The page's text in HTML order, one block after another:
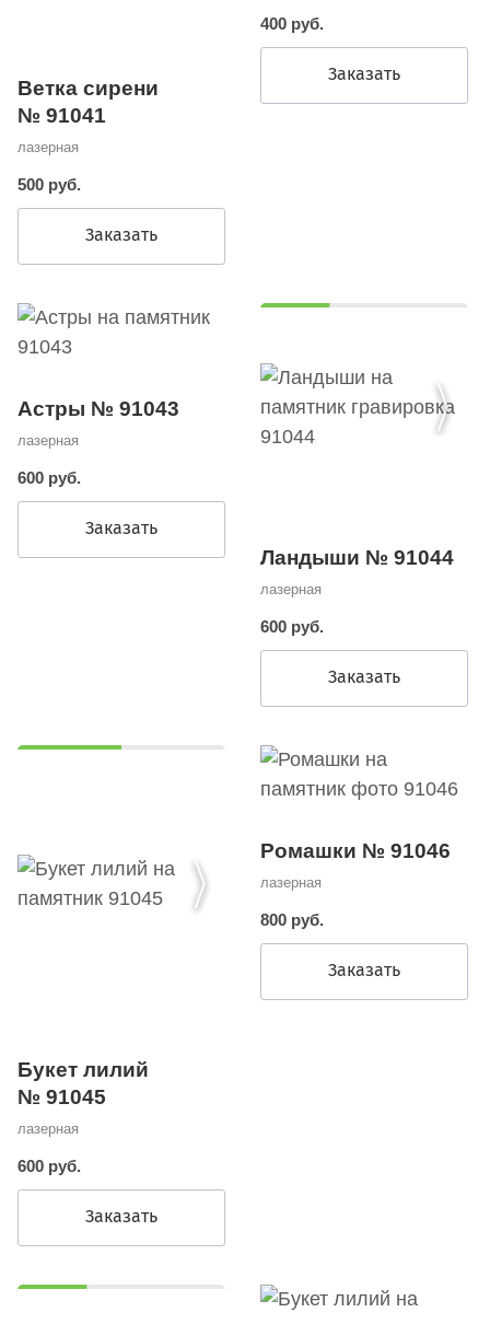
Ветка сирени
№ 91041
лазерная
500 руб.
Заказать
400 руб.
Заказать
Астры № 91043
лазерная
600 руб.
Заказать
Ландыши № 91044
лазерная
600 руб.
Заказать
Букет лилий
№ 91045
лазерная
600 руб.
Заказать
Ромашки № 91046
лазерная
800 руб.
Заказать